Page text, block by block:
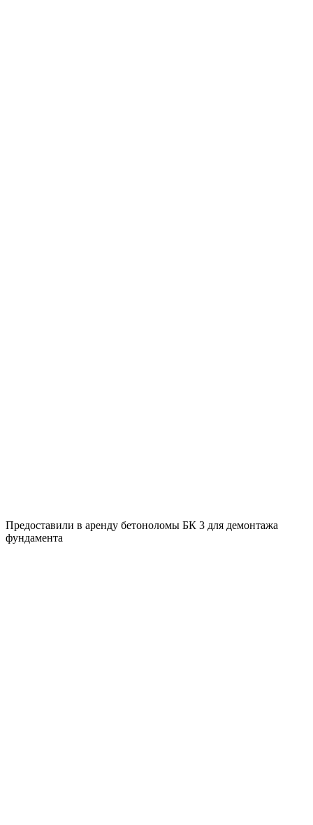
Предоставили в аренду бетоноломы БК 3 для демонтажа
фундамента